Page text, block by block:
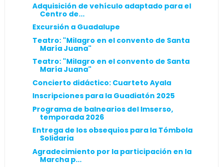
Adquisición de vehículo adaptado para el
Centro de...
Excursión a Guadalupe
Teatro: "Milagro en el convento de Santa
María Juana"
Teatro: "Milagro en el convento de Santa
María Juana"
Concierto didáctico: Cuarteto Ayala
Inscripciones para la Guadiatón 2025
Programa de balnearios del Imserso,
temporada 2026
Entrega de los obsequios para la Tómbola
Solidaria
Agradecimiento por la participación en la
Marcha p...